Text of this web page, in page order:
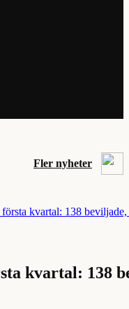
Fler nyheter
kvartal: 138